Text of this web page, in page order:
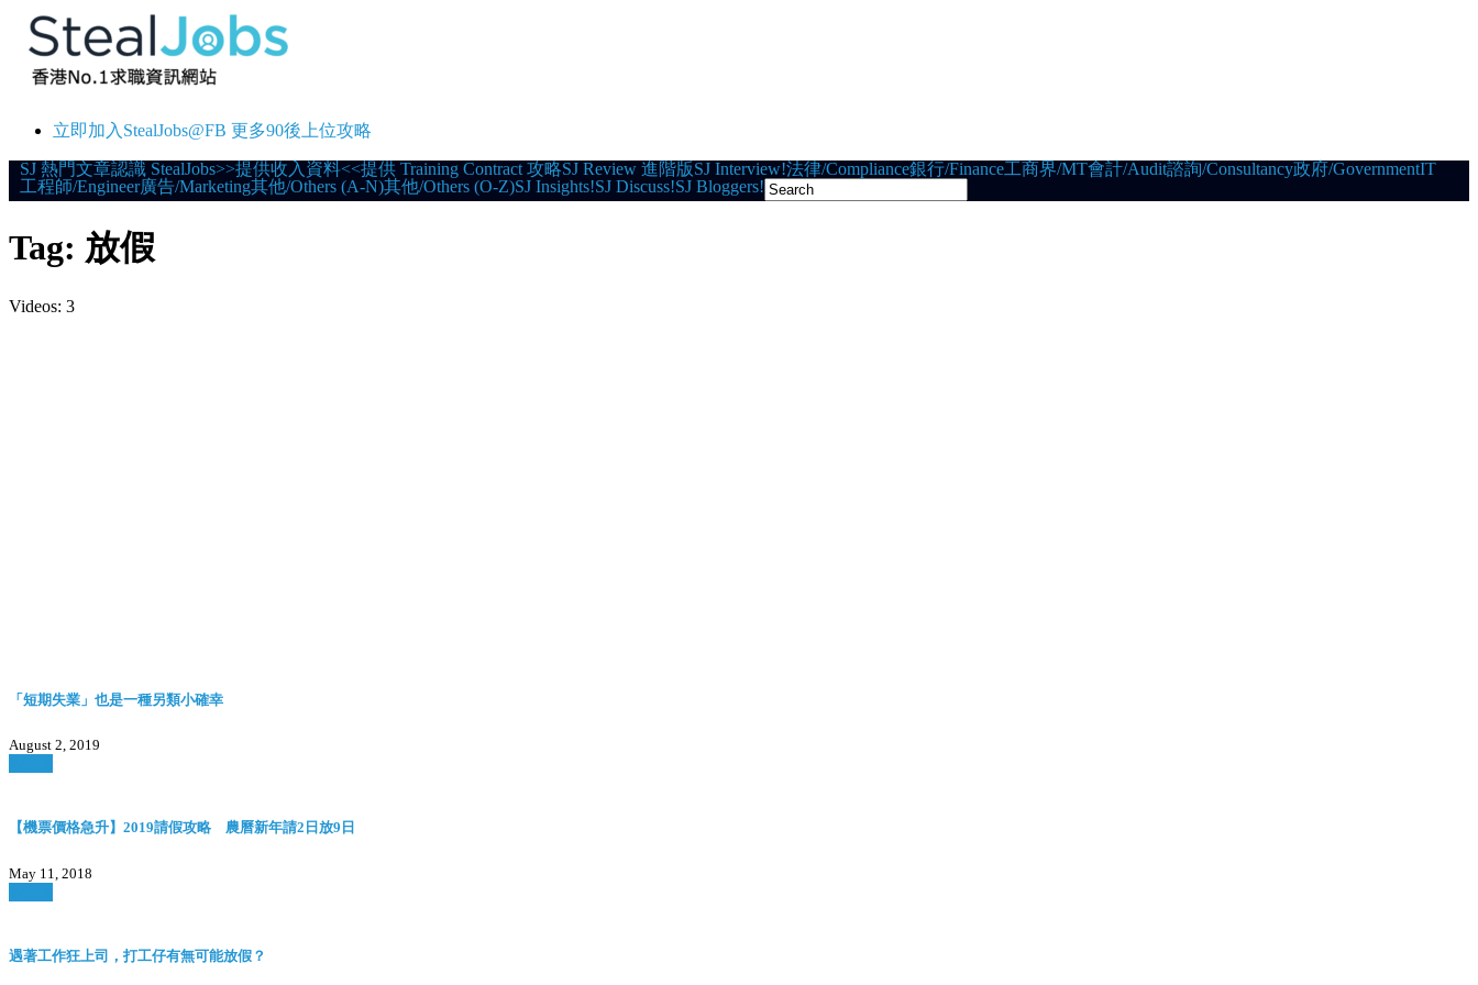
立即加入StealJobs@FB 更多90後上位攻略
Skip
to
SJ 熱門文章認識 StealJobs>>提供收入資料<<提供 Training Contract 攻略SJ Review 進階版SJ Interview!法律/Compliance銀行/Finance工商界/MT會計/Audit諮詢/Consultancy政府/GovernmentIT
工程師/Engineer廣告/Marketing其他/Others (A-N)其他/Others (O-Z)SJ Insights!SJ Discuss!SJ Bloggers!
Tag: 放假
Videos: 3
「短期失業」也是一種另類小確幸
August 2, 2019
【機票價格急升】2019請假攻略 農曆新年請2日放9日
May 11, 2018
遇著工作狂上司，打工仔有無可能放假？